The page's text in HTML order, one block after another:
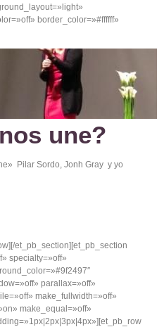
border_color=»#ffffff»
une?
» Pilar Sordo, Jonh Gray y yo
et_pb_section][et_pb_section
specialty=»off»
parallax=»off»
make_fullwidth=»off»
make_equal=»off»